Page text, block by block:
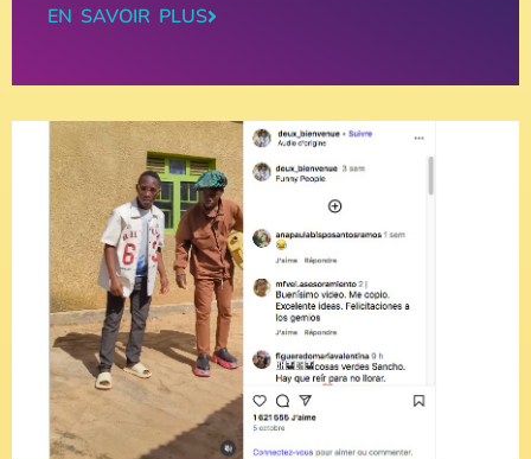
EN SAVOIR PLUS